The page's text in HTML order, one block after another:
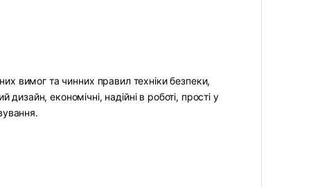
вимог та чинних правил техніки безпеки,
дизайн, економічні, надійні в роботі, прості у